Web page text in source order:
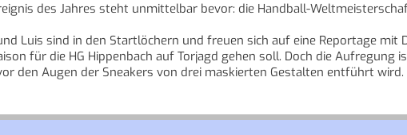
des Jahres steht unmittelbar bevor: die Handball-
Luis sind in den Startlöchern und freuen sich auf eine Reportage mit
für die HG Hippenbach auf Torjagd gehen soll. Doch die Aufregung
den Augen der Sneakers von drei maskierten Gestalten entführt wird.
und die Spiele zu retten!